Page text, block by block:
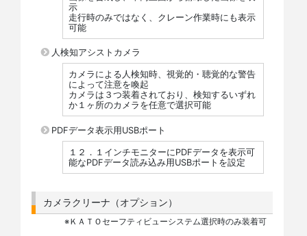
示
走行時のみではなく、クレーン作業時にも表示
可能
人検知アシストカメラ
カメラによる人検知時、視覚的・聴覚的な警告
によって注意を喚起
カメラは３つ装着されており、検知するいずれ
か１ヶ所のカメラを任意で選択可能
PDFデータ表示用USBポート
１２．１インチモニターにPDFデータを表示可
能なPDFデータ読み込み用USBポートを設定
カメラクリーナ（オプション）
※ＫＡＴＯセーフティビューシステム選択時のみ装着可